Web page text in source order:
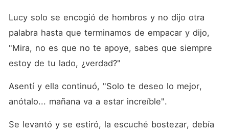
Lucy solo se encogió de hombros y no dijo otra
palabra hasta que terminamos de empacar y dijo,
"Mira, no es que no te apoye, sabes que siempre
estoy de tu lado, ¿verdad?"
Asentí y ella continuó, "Solo te deseo lo mejor,
anótalo... mañana va a estar increíble".
Se levantó y se estiró, la escuché bostezar, debía